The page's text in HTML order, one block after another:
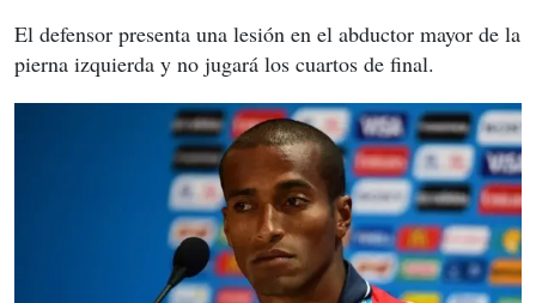
El defensor presenta una lesión en el abductor mayor de la
pierna izquierda y no jugará los cuartos de final.